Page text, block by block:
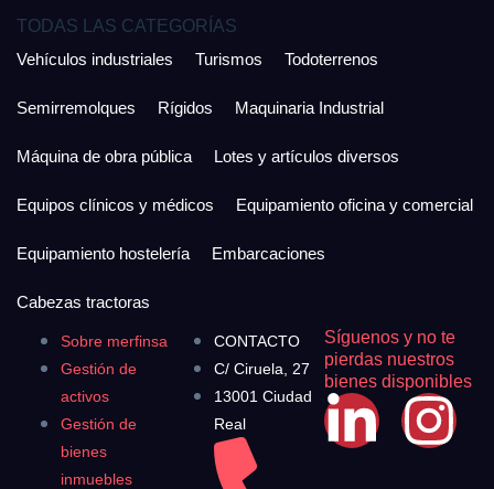
Sobre merfinsa
Gestión de
activos
Gestión de
bienes
inmuebles
CONTACTO
C/ Ciruela, 27
13001 Ciudad
Real
Síguenos y no te
pierdas nuestros
bienes disponibles
TODAS LAS CATEGORÍAS
Vehículos industriales
Turismos Todoterrenos
Semirremolques Rígidos Maquinaria Industrial
Máquina de obra pública Lotes y artículos diversos
Equipos clínicos y médicos Equipamiento oficina y comercial
Equipamiento hostelería Embarcaciones
Cabezas tractoras